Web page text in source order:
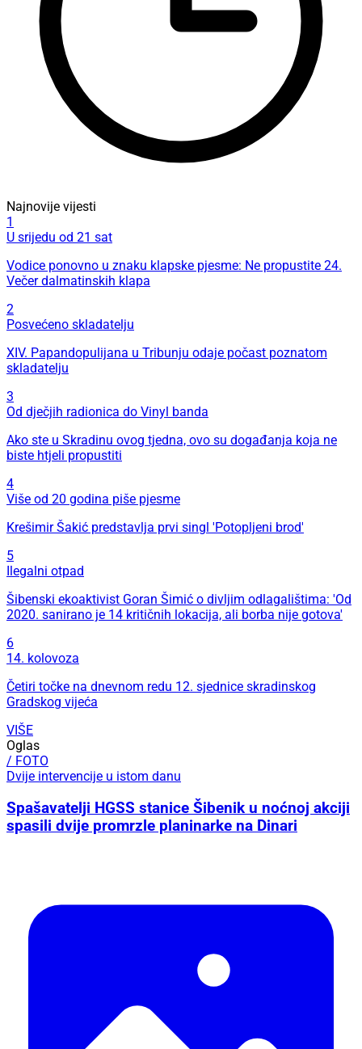
Najnovije vijesti
1
U srijedu od 21 sat
Vodice ponovno u znaku klapske pjesme: Ne propustite 24.
Večer dalmatinskih klapa
2
Posvećeno skladatelju
XIV. Papandopulijana u Tribunju odaje počast poznatom
skladatelju
3
Od dječjih radionica do Vinyl banda
Ako ste u Skradinu ovog tjedna, ovo su događanja koja ne
biste htjeli propustiti
4
Više od 20 godina piše pjesme
Krešimir Šakić predstavlja prvi singl 'Potopljeni brod'
5
Ilegalni otpad
Šibenski ekoaktivist Goran Šimić o divljim odlagalištima: 'Od
2020. sanirano je 14 kritičnih lokacija, ali borba nije gotova'
6
14. kolovoza
Četiri točke na dnevnom redu 12. sjednice skradinskog
Gradskog vijeća
VIŠE
Oglas
/ FOTO
Dvije intervencije u istom danu
Spašavatelji HGSS stanice Šibenik u noćnoj akciji
spasili dvije promrzle planinarke na Dinari